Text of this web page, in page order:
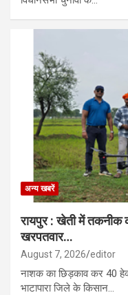
अन्य खबरें
रायपुर : खेती में तकनीक
खरपतवार…
August 7, 2026 editor
नाशक का छिड़काव कर 40
भाटापारा जिले के किसान…